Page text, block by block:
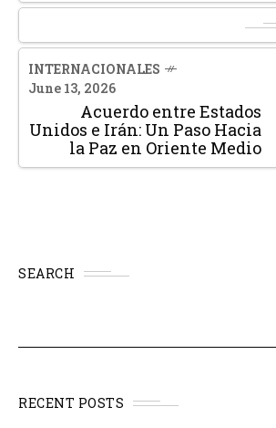
INTERNACIONALES
June 13, 2026
Acuerdo entre Estados
Unidos e Irán: Un Paso Hacia
la Paz en Oriente Medio
SEARCH
RECENT POSTS